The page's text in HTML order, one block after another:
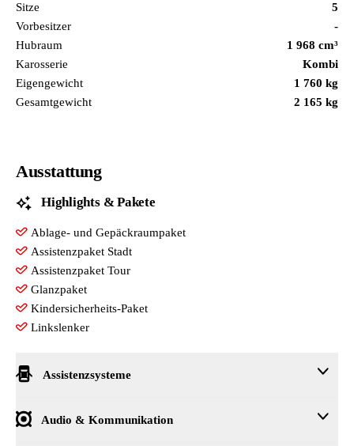
Sitze
5
Vorbesitzer
-
Hubraum
1 968 cm³
Karosserie
Kombi
Eigengewicht
1 760 kg
Gesamtgewicht
2 165 kg
Ausstattung
Highlights & Pakete
Ablage- und Gepäckraumpaket
Assistenzpaket Stadt
Assistenzpaket Tour
Glanzpaket
Kindersicherheits-Paket
Linkslenker
Assistenzsysteme
Audi active lane assist
Audio & Kommunikation